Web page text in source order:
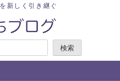
新しく引き継ぐ
索
検索